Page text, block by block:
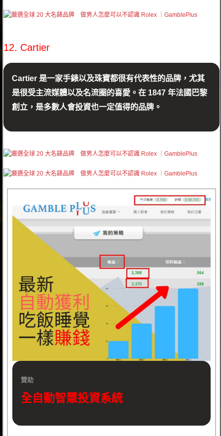
12. Cartier
Cartier 是一家手錶以及珠寶都很有代表性的品牌，尤其
是很受主流媒體以及名流圈的喜愛。在 1847 年法國巴黎
創立，是多數人會投資也一定值得的品牌。
贊助
全自動智慧投資系統